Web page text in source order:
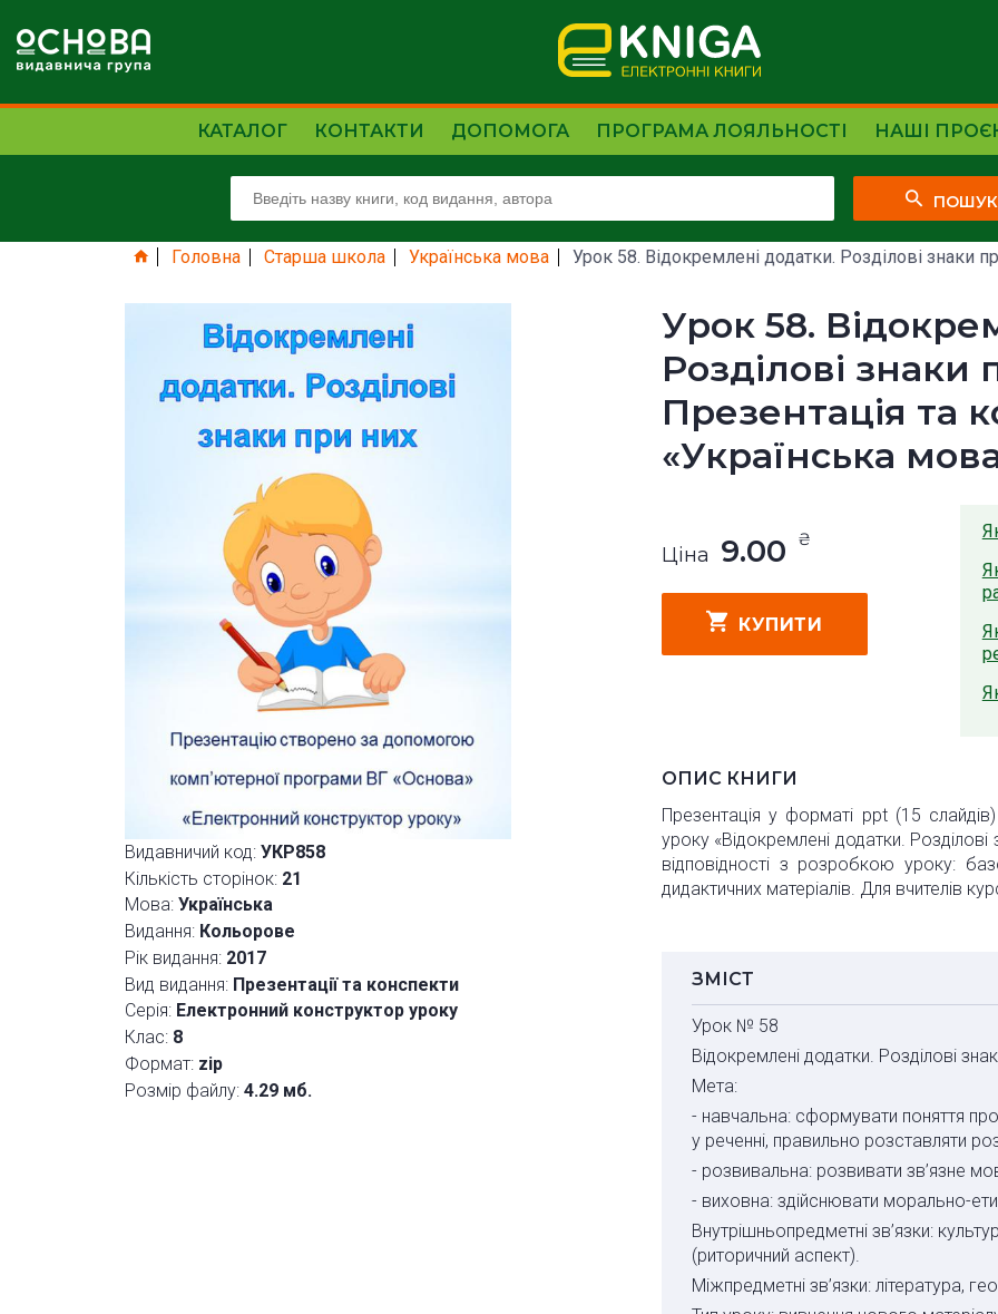
КАТАЛОГ КОНТАКТИ ДОПОМОГА ПРОГРАМА ЛОЯЛЬНОСТІ НАШІ
ПОШУК
Головна Старша школа Українська мова Урок 58. Відокремлені додатки. Розділові знаки
Видавничий код: УКР858
Кількість сторінок: 21
Мова: Українська
Видання: Кольорове
Рік видання: 2017
Вид видання: Презентації та конспекти
Серія: Електронний конструктор уроку
Клас: 8
Формат: zip
Розмір файлу: 4.29 мб.
Урок 58.
Розділові знаки
Презентація та
«Українська
Ціна 9.00 ₴
КУПИТИ
ОПИС КНИГИ
Презентація у форматі ppt (15
уроку «Відокремлені додатки.
відповідності з розробкою уроку:
дидактичних матеріалів. Для вчителів
ЗМІСТ
Урок № 58
Відокремлені додатки. Розділові
Мета:
- навчальна: сформувати поняття про
у реченні, правильно розставляти
- розвивальна: розвивати зв’язне
- виховна: здійснювати морально-
Внутрішньопредметні зв’язки:
(риторичний аспект).
Міжпредметні зв’язки: література,